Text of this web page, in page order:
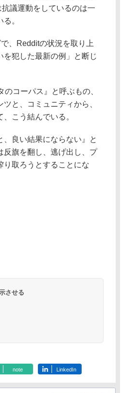
議運動をしているのは一
。
、Redditの状況を取り上
犯した最新の例」と断じ
コーパス』と呼ぶもの、
と、コミュニティから、
こう結んでいる。
良い結果にならない』と
反旗を翻し、逃げ出し、プ
り取ろうとすることにな
させる
note LinkedIn